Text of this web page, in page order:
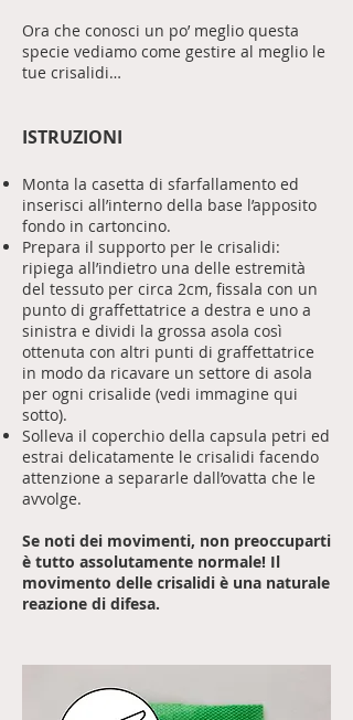
Ora che conosci un po’ meglio questa
specie vediamo come gestire al meglio le
tue crisalidi…
ISTRUZIONI
Monta la casetta di sfarfallamento ed
inserisci all’interno della base l’apposito
fondo in cartoncino.
Prepara il supporto per le crisalidi:
ripiega all’indietro una delle estremità
del tessuto per circa 2cm, fissala con un
punto di graffettatrice a destra e uno a
sinistra e dividi la grossa asola così
ottenuta con altri punti di graffettatrice
in modo da ricavare un settore di asola
per ogni crisalide (vedi immagine qui
sotto).
Solleva il coperchio della capsula petri ed
estrai delicatamente le crisalidi facendo
attenzione a separarle dall’ovatta che le
avvolge.
Se noti dei movimenti, non preoccuparti
è tutto assolutamente normale! Il
movimento delle crisalidi è una naturale
reazione di difesa.